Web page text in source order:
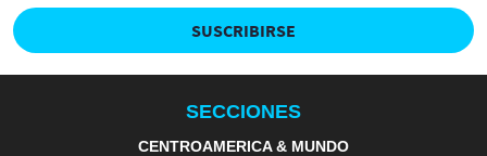
SUSCRIBIRSE
SECCIONES
CENTROAMERICA & MUNDO